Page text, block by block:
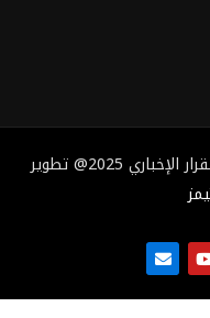
2025@ تطوير